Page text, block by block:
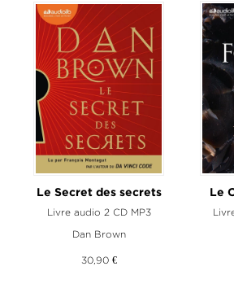
Le Secret des secrets
Livre audio 2 CD MP3
Dan Brown
30,90 €
Le